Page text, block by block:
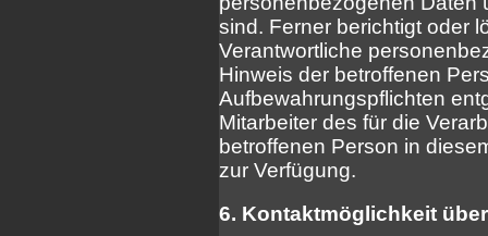
sind. Ferner berichtigt oder
Verantwortliche
Hinweis der betroffenen
Aufbewahrungspflichten
Mitarbeiter des für die
betroffenen Person in
zur Verfügung.
6. Kontaktmöglichkeit